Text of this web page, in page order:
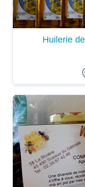
Huilerie
Dégustation